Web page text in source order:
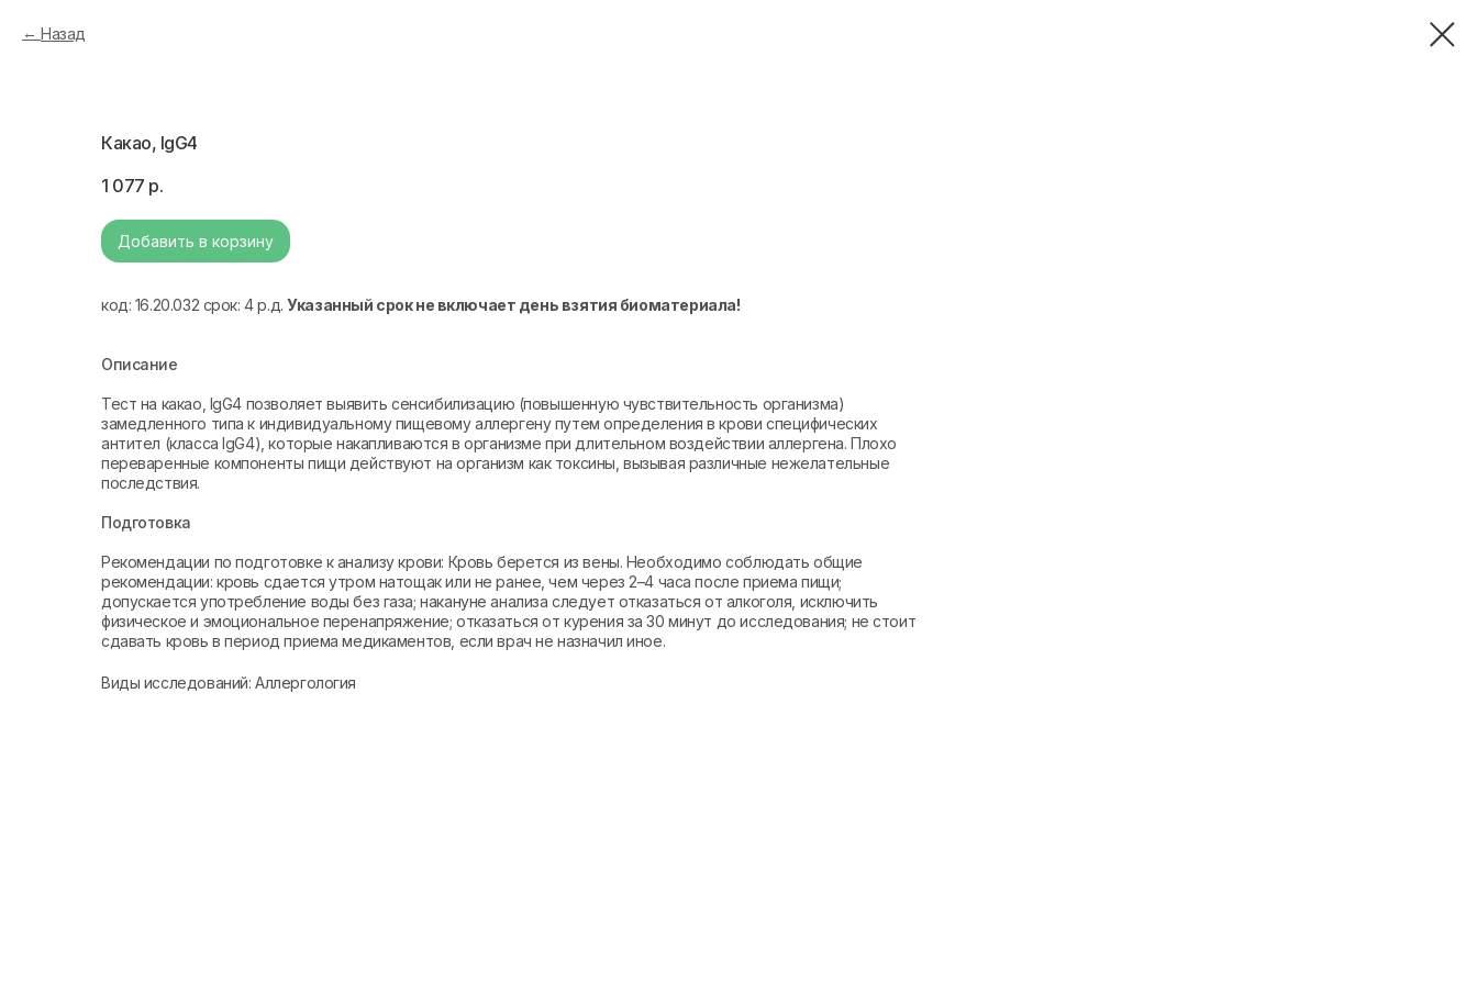
Назад
Какао, IgG4
1 077 р.
Добавить в корзину
код: 16.20.032 срок: 4 р.д.Указанный срок не включает день взятия биоматериала!
Описание
Тест на какао, IgG4 позволяет выявить сенсибилизацию (повышенную чувствительность организма)
замедленного типа к индивидуальному пищевому аллергену путем определения в крови специфических
антител (класса IgG4), которые накапливаются в организме при длительном воздействии аллергена. Плохо
переваренные компоненты пищи действуют на организм как токсины, вызывая различные нежелательные
последствия.
Подготовка
Рекомендации по подготовке к анализу крови: Кровь берется из вены. Необходимо соблюдать общие
рекомендации: кровь сдается утром натощак или не ранее, чем через 2–4 часа после приема пищи;
допускается употребление воды без газа; накануне анализа следует отказаться от алкоголя, исключить
физическое и эмоциональное перенапряжение; отказаться от курения за 30 минут до исследования; не стоит
сдавать кровь в период приема медикаментов, если врач не назначил иное.
Виды исследований: Аллергология